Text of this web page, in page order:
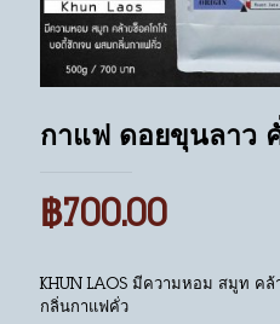
กาแฟ ดอยขุนลาว
฿700.00
Khun Laos มีความหอม สมูท คล้
กลิ่นกาแฟคั่ว